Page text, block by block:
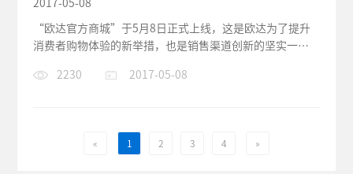
2017-05-08
“欧达官方商城”于5月8日正式上线，这是欧达为了提升
消费者购物体验的新举措，也是销售渠道创新的坚实一
2230
2017-05-08
« 1 2 3 4 »